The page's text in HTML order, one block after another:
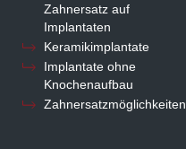
Zahnersatz auf
Implantaten
Keramikimplantate
Implantate ohne
Knochenaufbau
Zahnersatzmöglichkeiten